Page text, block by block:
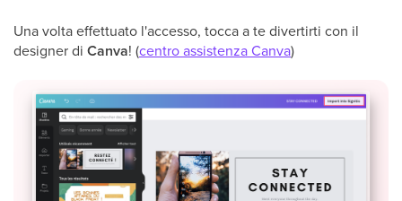
Una volta effettuato l'accesso, tocca a te divertirti con il
designer di Canva! (centro assistenza Canva)